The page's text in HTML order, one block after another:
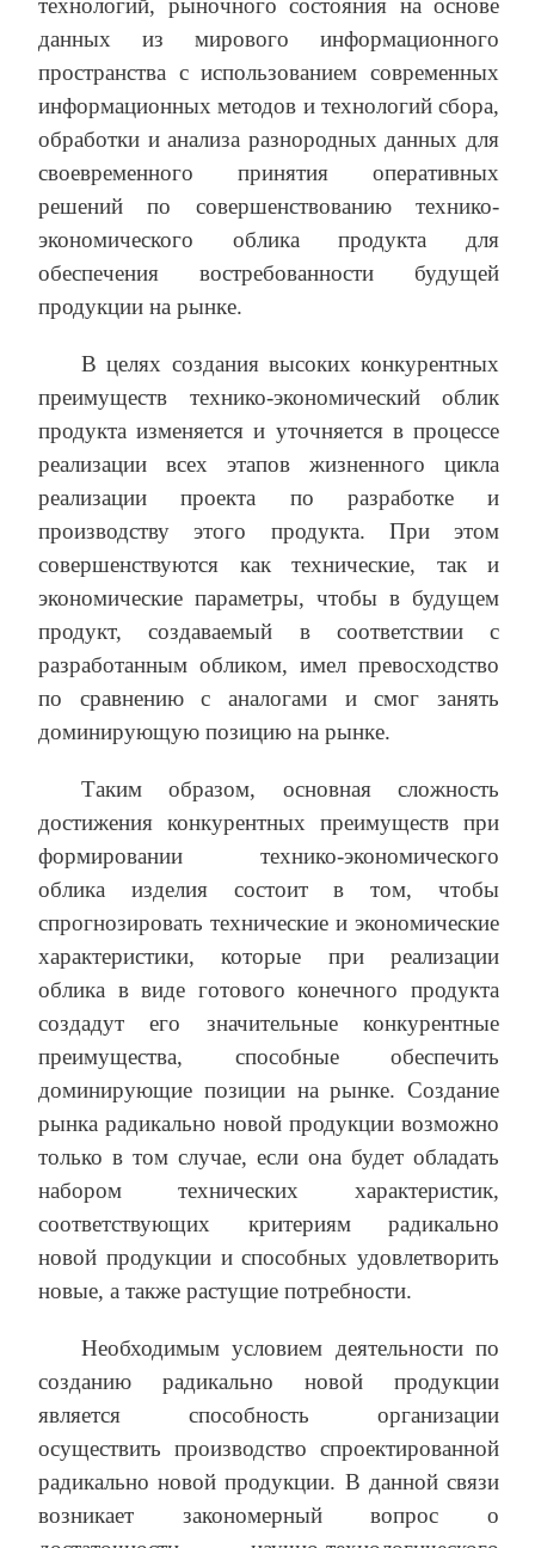
данных из мирового информационного
пространства с использованием современных
информационных методов и технологий сбора,
обработки и анализа разнородных данных для
своевременного принятия оперативных
решений по совершенствованию технико-
экономического облика продукта для
обеспечения востребованности будущей
продукции на рынке.
В целях создания высоких конкурентных
преимуществ технико-экономический облик
продукта изменяется и уточняется в процессе
реализации всех этапов жизненного цикла
реализации проекта по разработке и
производству этого продукта. При этом
совершенствуются как технические, так и
экономические параметры, чтобы в будущем
продукт, создаваемый в соответствии с
разработанным обликом, имел превосходство
по сравнению с аналогами и смог занять
доминирующую позицию на рынке.
Таким образом, основная сложность
достижения конкурентных преимуществ при
формировании технико-экономического
облика изделия состоит в том, чтобы
спрогнозировать технические и экономические
характеристики, которые при реализации
облика в виде готового конечного продукта
создадут его значительные конкурентные
преимущества, способные обеспечить
доминирующие позиции на рынке. Создание
рынка радикально новой продукции возможно
только в том случае, если она будет обладать
набором технических характеристик,
соответствующих критериям радикально
новой продукции и способных удовлетворить
новые, а также растущие потребности.
Необходимым условием деятельности по
созданию радикально новой продукции
является способность организации
осуществить производство спроектированной
радикально новой продукции. В данной связи
возникает закономерный вопрос о